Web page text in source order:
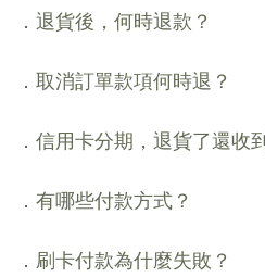
．退貨後，何時退款？
．取消訂單款項何時退？
．信用卡分期，退貨了還收
．有哪些付款方式？
．刷卡付款為什麼失敗？